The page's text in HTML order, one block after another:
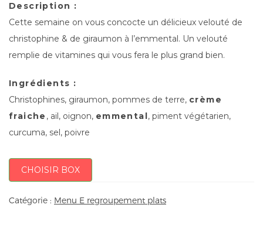
Description :
Cette semaine on vous concocte un délicieux velouté de
christophine & de giraumon à l’emmental. Un velouté
remplie de vitamines qui vous fera le plus grand bien.
Ingrédients :
Christophines, giraumon, pommes de terre, crème
fraiche , ail, oignon, emmental , piment végétarien,
curcuma, sel, poivre
CHOISIR BOX
Catégorie : Menu E regroupement plats